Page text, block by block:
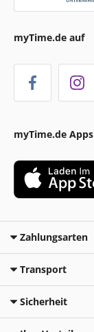
myTime.de auf
myTime.de Apps
Zahlungsarten
Transport
Sicherheit